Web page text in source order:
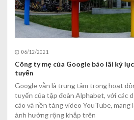
06/12/2021
Công ty mẹ của Google báo lãi kỷ
tuyến
Google vẫn là trung tâm trong hoạt
tuyến của tập đoàn Alphabet, với các
cáo và nền tảng video YouTube,
ảnh hưởng rộng khắp trên